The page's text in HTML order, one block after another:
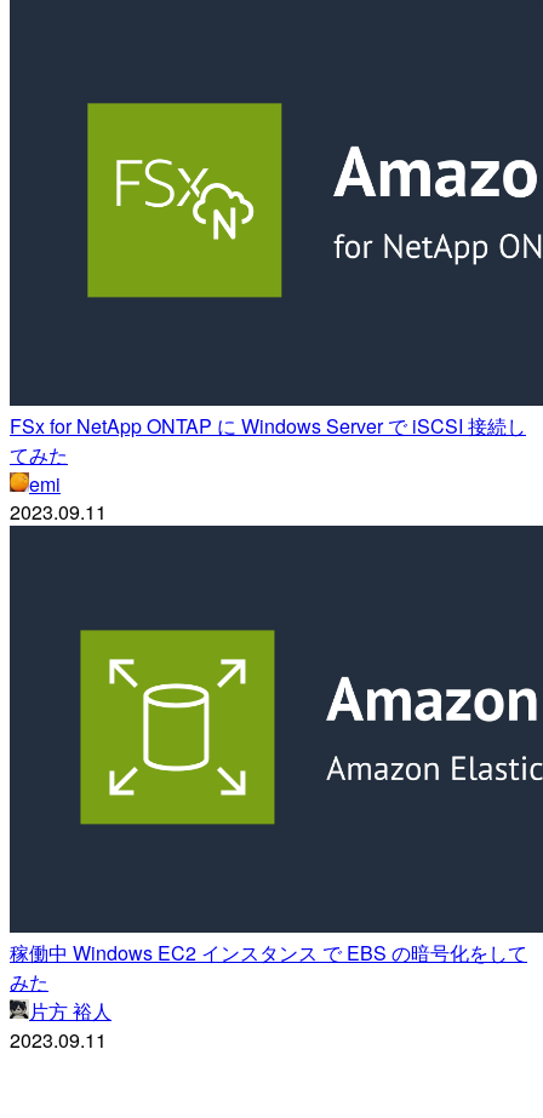
FSx for NetApp ONTAP に Windows Server で iSCSI 接続し
てみた
emi
2023.09.11
稼働中 Windows EC2 インスタンス で EBS の暗号化をして
みた
片方 裕人
2023.09.11